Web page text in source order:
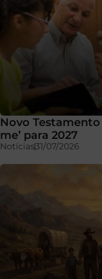
Novo Testamento
me’ para 2027
Notícias31/07/2026